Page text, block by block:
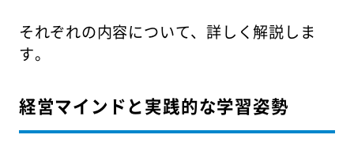
それぞれの内容について、詳しく解説しま
す。
経営マインドと実践的な学習姿勢